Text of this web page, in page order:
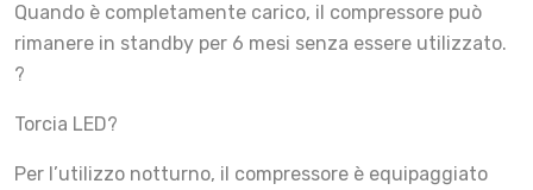
Quando è completamente carico, il compressore può
rimanere in standby per 6 mesi senza essere utilizzato.
?
Torcia LED?
Per l’utilizzo notturno, il compressore è equipaggiato